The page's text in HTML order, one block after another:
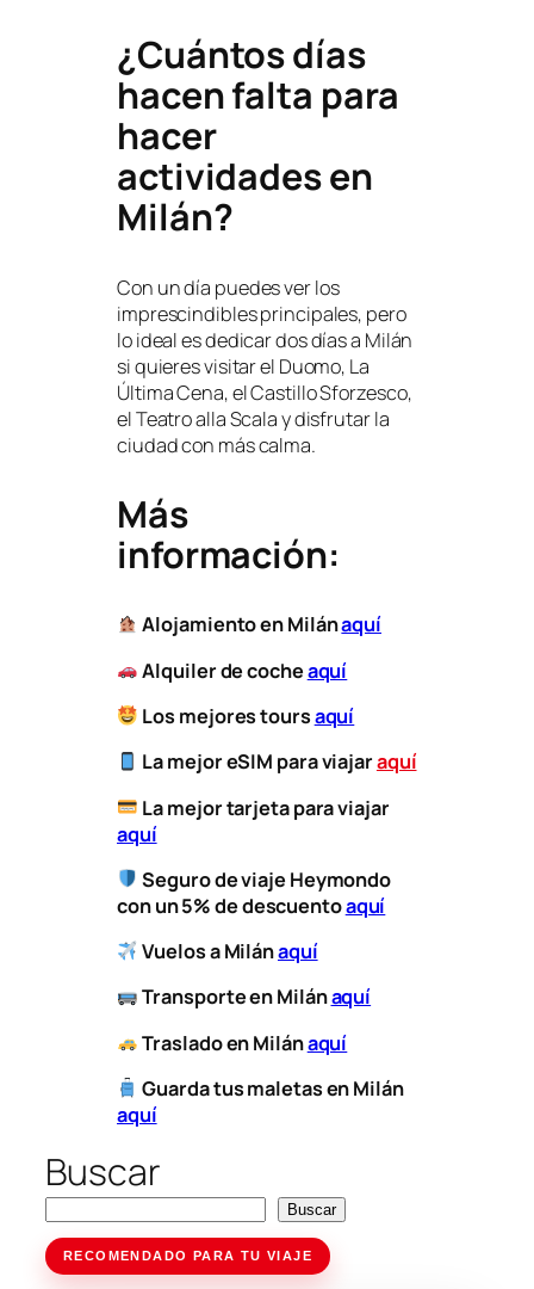
¿Cuántos días
hacen falta para
hacer
actividades en
Milán?
Con un día puedes ver los
imprescindibles principales, pero
lo ideal es dedicar dos días a Milán
si quieres visitar el Duomo, La
Última Cena, el Castillo Sforzesco,
el Teatro alla Scala y disfrutar la
ciudad con más calma.
Más
información:
Alojamiento en Milánaquí
Alquiler de cocheaquí
Los mejores toursaquí
La mejor eSIM para viajaraquí
La mejor tarjeta para viajar
aquí
Seguro de viaje Heymondo
con un 5% de descuentoaquí
Vuelos a Milánaquí
​Transporteen Milánaquí
​Traslado en Milánaquí
Guarda tus maletas en Milán
aquí
Buscar
Buscar
RECOMENDADO PARA TU VIAJE